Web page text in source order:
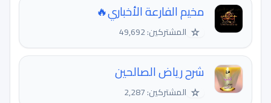
مخيم الفارعة الأخباري🔥
☆ المشتركين: 49,692
شرح رياض الصالحين
☆ المشتركين: 2,287